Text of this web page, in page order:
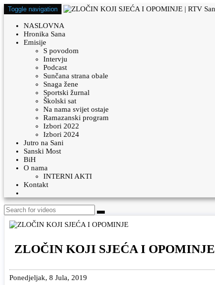
Toggle navigation
NASLOVNA
Hronika Sana
Emisije
S povodom
Intervju
Podcast
Sunčana strana obale
Snaga žene
Sportski žurnal
Školski sat
Na nama svijet ostaje
Ramazanski program
Izbori 2022
Izbori 2024
Jutro na Sani
Sanski Most
BiH
O nama
INTERNI AKTI
Kontakt
ZLOČIN KOJI SJEĆA I OPOMINJE
Ponedjeljak, 8 Jula, 2019